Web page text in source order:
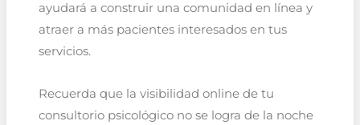
ayudará a construir una comunidad en línea y
atraer a más pacientes interesados en tus
servicios.
Recuerda que la visibilidad online de tu
consultorio psicológico no se logra de la noche